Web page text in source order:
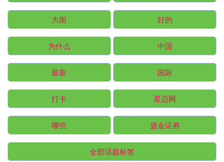
大闹 好的
为什么 中国
最新 国际
打卡 星迈网
哪些 盛金证券
全部话题标签